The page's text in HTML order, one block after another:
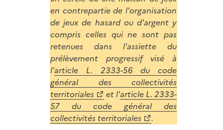
en contrepartie de l'organisation
de jeux de hasard ou d'argent y
compris celles qui ne sont pas
retenues dans l'assiette du
prélèvement progressif visé à
l'article L. 2333-56 du code
général des collectivités
territoriales
et l'article L. 2333-
57 du code général des
collectivités territoriales
.